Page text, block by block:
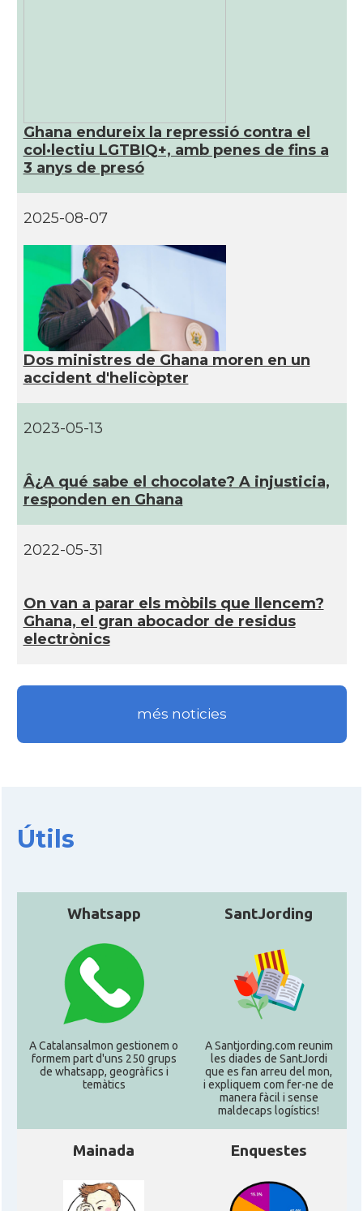
Ghana endureix la repressió contra el
col·lectiu LGTBIQ+, amb penes de fins a
3 anys de presó
2025-08-07
Dos ministres de Ghana moren en un
accident d'helicòpter
2023-05-13
Â¿A qué sabe el chocolate? A injusticia,
responden en Ghana
2022-05-31
On van a parar els mòbils que llencem?
Ghana, el gran abocador de residus
electrònics
més noticies
Útils
Whatsapp
A Catalansalmon gestionem o
formem part d'uns 250 grups
de whatsapp, geogràfics i
temàtics
SantJording
A Santjording.com reunim
les diades de SantJordi
que es fan arreu del mon,
i expliquem com fer-ne de
manera fàcil i sense
maldecaps logí­stics!
Mainada Enquestes